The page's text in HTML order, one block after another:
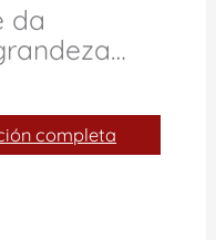
da
completa